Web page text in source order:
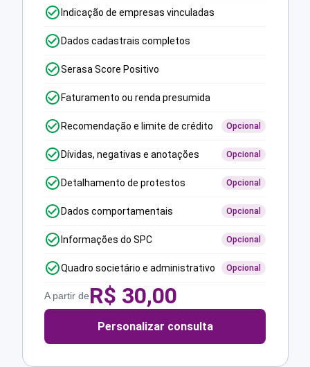
Indicação de empresas vinculadas
Dados cadastrais completos
Serasa Score Positivo
Faturamento ou renda presumida
Recomendação e limite de crédito Opcional
Dívidas, negativas e anotações Opcional
Detalhamento de protestos Opcional
Dados comportamentais Opcional
Informações do SPC Opcional
Quadro societário e administrativo Opcional
A partir deR$ 30,00
Personalizar consulta